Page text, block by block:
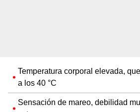
Temperatura corporal elevada,
a los 40 °C
Sensación de mareo, debilidad